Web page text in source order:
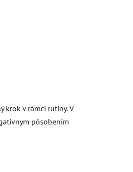
krok v rámci rutiny. V
pôsobením